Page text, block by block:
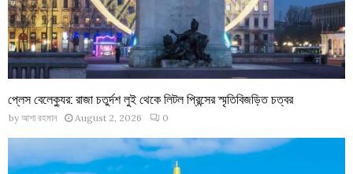
প্লেস বেলেক্যুর: রাজা চতুর্দশ লুই থেকে লিটল প্রিন্সের স্মৃতিবিজড়িত চত্বর
by আশা রহমান August 2, 2026 0